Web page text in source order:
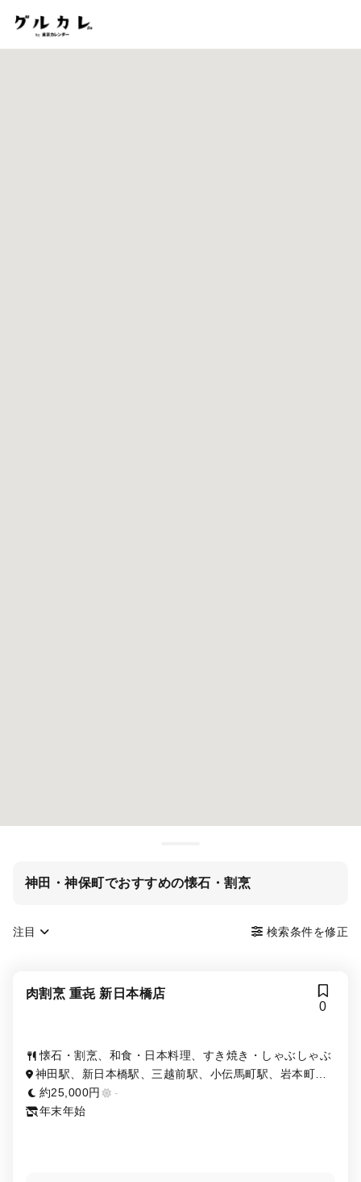
神田・神保町でおすすめの懐石・割烹
注目 検索条件を修正
肉割烹 重㐂 新日本橋店
0
懐石・割烹、和食・日本料理、すき焼き・しゃぶしゃぶ
神田駅、新日本橋駅、三越前駅、小伝馬町駅、岩本町
駅、淡路町駅、小川町駅、大手町駅
約25,000円
-
年末年始